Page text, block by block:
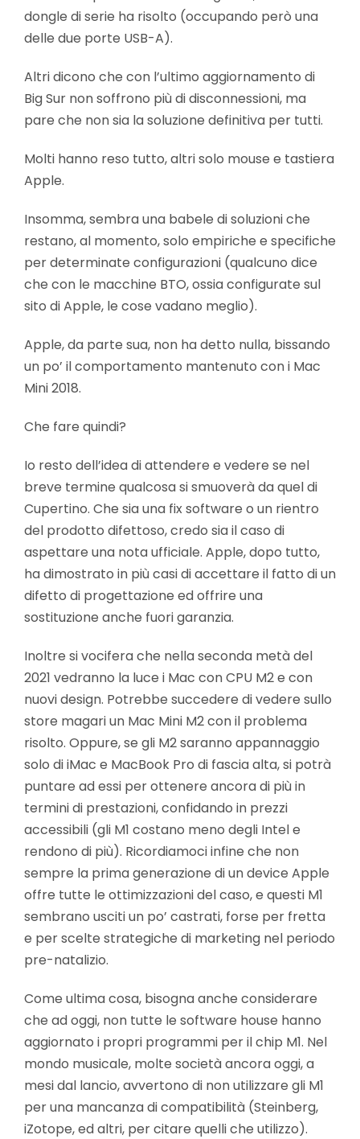
dongle di serie ha risolto (occupando però una
delle due porte USB-A).
Altri dicono che con l’ultimo aggiornamento di
Big Sur non soffrono più di disconnessioni, ma
pare che non sia la soluzione definitiva per tutti.
Molti hanno reso tutto, altri solo mouse e tastiera
Apple.
Insomma, sembra una babele di soluzioni che
restano, al momento, solo empiriche e specifiche
per determinate configurazioni (qualcuno dice
che con le macchine BTO, ossia configurate sul
sito di Apple, le cose vadano meglio).
Apple, da parte sua, non ha detto nulla, bissando
un po’ il comportamento mantenuto con i Mac
Mini 2018.
Che fare quindi?
Io resto dell’idea di attendere e vedere se nel
breve termine qualcosa si smuoverà da quel di
Cupertino. Che sia una fix software o un rientro
del prodotto difettoso, credo sia il caso di
aspettare una nota ufficiale. Apple, dopo tutto,
ha dimostrato in più casi di accettare il fatto di un
difetto di progettazione ed offrire una
sostituzione anche fuori garanzia.
Inoltre si vocifera che nella seconda metà del
2021 vedranno la luce i Mac con CPU M2 e con
nuovi design. Potrebbe succedere di vedere sullo
store magari un Mac Mini M2 con il problema
risolto. Oppure, se gli M2 saranno appannaggio
solo di iMac e MacBook Pro di fascia alta, si potrà
puntare ad essi per ottenere ancora di più in
termini di prestazioni, confidando in prezzi
accessibili (gli M1 costano meno degli Intel e
rendono di più). Ricordiamoci infine che non
sempre la prima generazione di un device Apple
offre tutte le ottimizzazioni del caso, e questi M1
sembrano usciti un po’ castrati, forse per fretta
e per scelte strategiche di marketing nel periodo
pre-natalizio.
Come ultima cosa, bisogna anche considerare
che ad oggi, non tutte le software house hanno
aggiornato i propri programmi per il chip M1. Nel
mondo musicale, molte società ancora oggi, a
mesi dal lancio, avvertono di non utilizzare gli M1
per una mancanza di compatibilità (Steinberg,
iZotope, ed altri, per citare quelli che utilizzo).